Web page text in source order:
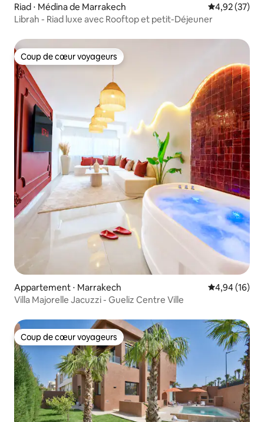
Riad ⋅ Médina de Marrakech Évaluation
4,92 (37)
Librah - Riad luxe avec Rooftop et petit-Déjeuner
Coup de cœur voyageurs
Coup de cœur voyageurs
Appartement ⋅ Marrakech Évaluation
4,94 (16)
Villa Majorelle Jacuzzi - Gueliz Centre Ville
Coup de cœur voyageurs
Coup de cœur voyageurs